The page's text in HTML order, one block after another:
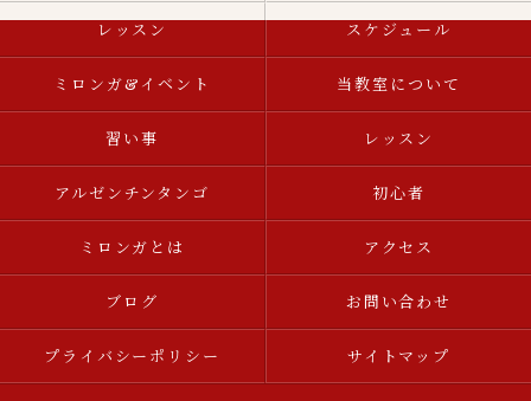
レッスン スケジュール
ミロンガ&イベント 当教室について
習い事 レッスン
アルゼンチンタンゴ 初心者
ミロンガとは アクセス
ブログ お問い合わせ
プライバシーポリシー サイトマップ